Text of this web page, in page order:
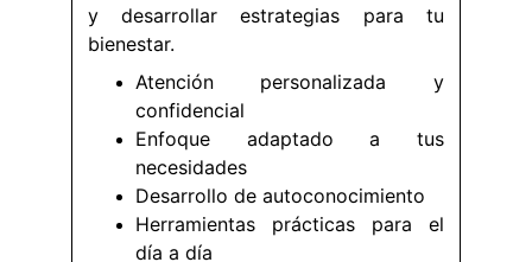
y desarrollar estrategias para tu
bienestar.
Atención personalizada y
confidencial
Enfoque adaptado a tus
necesidades
Desarrollo de autoconocimiento
Herramientas prácticas para el
día a día